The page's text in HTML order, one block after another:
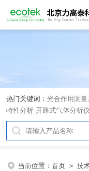
热门关键词：光合作用测
特性分析-开路式气体分析仪
当前位置：首页 >技